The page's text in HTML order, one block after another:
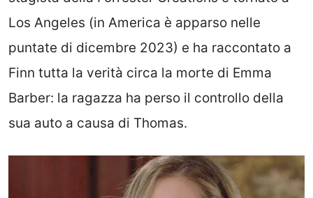
Los Angeles (in America è apparso nelle
puntate di dicembre 2023) e ha raccontato a
Finn tutta la verità circa la morte di Emma
Barber: la ragazza ha perso il controllo della
sua auto a causa di Thomas.